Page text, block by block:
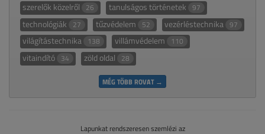
szerelők közelről 26 tanulságos történetek 97
technológiák 27 tűzvédelem 52 vezérléstechnika 97
világítástechnika 138 villámvédelem 110
vitaindító 34 zöld oldal 28
MÉG TÖBB ROVAT →
Lapunkat rendszeresen szemlézi az